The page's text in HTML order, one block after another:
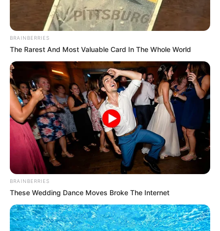
Lata de Leite Decorada com Decoupage – Técnica
Passo a Passo
Organizador de escritório feito com latas de
alimento
Índice
Como Fazer um Porta-treco
Materiais Necessários
Limpe as latas
Faça desenhos com a fita adesiva
Finalize a pintura das latas
Faça a base do porta-treco
BRAINBERRIES
The Rarest And Most Valuable Card In The Whole World
BRAINBERRIES
These Wedding Dance Moves Broke The Internet